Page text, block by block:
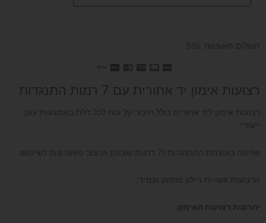
תשלום מאובטח SSL
רצועות אימון יד אחורית עם 7 רמות התנגדות
רצועות אימון ליד אחורית כולל חיבור קל ונוח לכל דלת באמצעות עוגן
ייעודי.
שליטה בעוצמת ההתנגדות (7 דרגות שונות) ועיצוב פשוט ונוח לשימוש.
הרצועות עשויות ניילון מחוזק ועמיד.
יתרונות רצועות האימון: